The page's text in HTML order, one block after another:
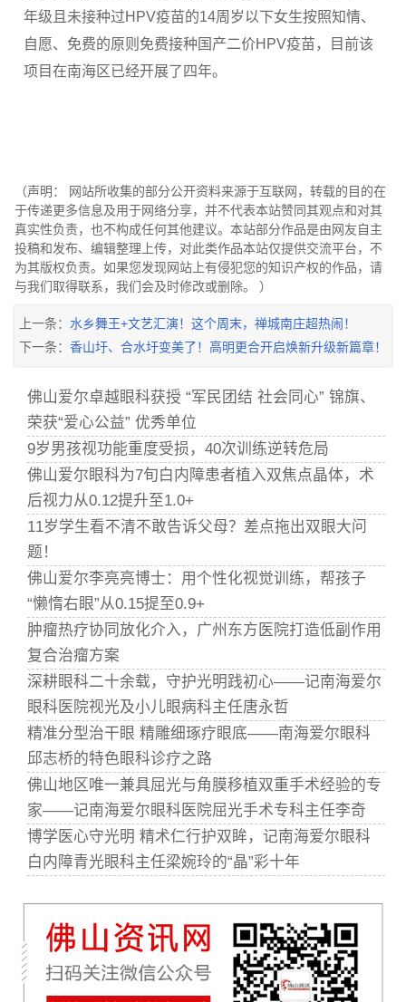
年级且未接种过HPV疫苗的14周岁以下女生按照知情、
自愿、免费的原则免费接种国产二价HPV疫苗，目前该
项目在南海区已经开展了四年。
（声明： 网站所收集的部分公开资料来源于互联网，转载的目的在
于传递更多信息及用于网络分享，并不代表本站赞同其观点和对其
真实性负责，也不构成任何其他建议。本站部分作品是由网友自主
投稿和发布、编辑整理上传，对此类作品本站仅提供交流平台，不
为其版权负责。如果您发现网站上有侵犯您的知识产权的作品，请
与我们取得联系，我们会及时修改或删除。 ）
上一条： 水乡舞王+文艺汇演！这个周末，禅城南庄超热闹！
下一条： 香山圩、合水圩变美了！高明更合开启焕新升级新篇章！
佛山爱尔卓越眼科获授 “军民团结 社会同心” 锦旗、
荣获“爱心公益” 优秀单位
9岁男孩视功能重度受损，40次训练逆转危局
佛山爱尔眼科为7旬白内障患者植入双焦点晶体，术
后视力从0.12提升至1.0+
11岁学生看不清不敢告诉父母？差点拖出双眼大问
题！
佛山爱尔李亮亮博士：用个性化视觉训练，帮孩子
“懒惰右眼”从0.15提至0.9+
肿瘤热疗协同放化介入，广州东方医院打造低副作用
复合治瘤方案
深耕眼科二十余载，守护光明践初心——记南海爱尔
眼科医院视光及小儿眼病科主任唐永哲
精准分型治干眼 精雕细琢疗眼底——南海爱尔眼科
邱志桥的特色眼科诊疗之路
佛山地区唯一兼具屈光与角膜移植双重手术经验的专
家——记南海爱尔眼科医院屈光手术专科主任李奇
博学医心守光明 精术仁行护双眸，记南海爱尔眼科
白内障青光眼科主任梁婉玲的“晶”彩十年